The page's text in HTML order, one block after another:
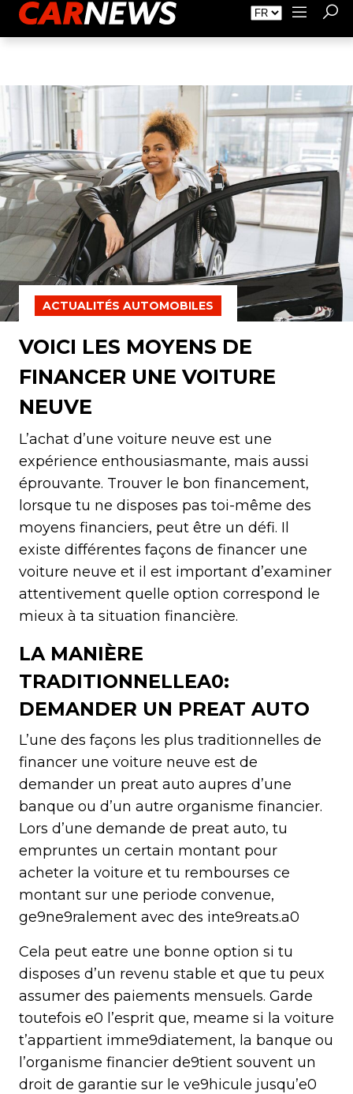
Faire de la Publicité À propos de Carnews.fr Contact
ACTUALITÉS AUTOMOBILES
VOICI LES MOYENS DE
FINANCER UNE VOITURE
NEUVE
L’achat d’une voiture neuve est une
expérience enthousiasmante, mais aussi
éprouvante. Trouver le bon financement,
lorsque tu ne disposes pas toi-même des
moyens financiers, peut être un défi. Il
existe différentes façons de financer une
voiture neuve et il est important d’examiner
attentivement quelle option correspond le
mieux à ta situation financière.
LA MANIÈRE
TRADITIONNELLEA0:
DEMANDER UN PREAT AUTO
L’une des façons les plus traditionnelles de
financer une voiture neuve est de
demander un preat auto aupres d’une
banque ou d’un autre organisme financier.
Lors d’une demande de preat auto, tu
empruntes un certain montant pour
acheter la voiture et tu rembourses ce
montant sur une periode convenue,
ge9ne9ralement avec des inte9reats.a0
Cela peut eatre une bonne option si tu
disposes d’un revenu stable et que tu peux
assumer des paiements mensuels. Garde
toutefois e0 l’esprit que, meame si la voiture
t’appartient imme9diatement, la banque ou
l’organisme financier de9tient souvent un
droit de garantie sur le ve9hicule jusqu’e0